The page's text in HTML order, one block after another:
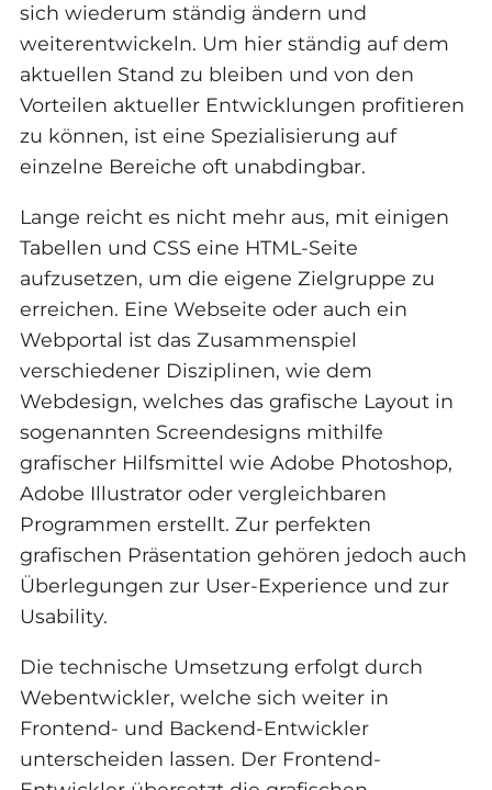
sich wiederum ständig ändern und
weiterentwickeln. Um hier ständig auf dem
aktuellen Stand zu bleiben und von den
Vorteilen aktueller Entwicklungen profitieren
zu können, ist eine Spezialisierung auf
einzelne Bereiche oft unabdingbar.
Lange reicht es nicht mehr aus, mit einigen
Tabellen und CSS eine HTML-Seite
aufzusetzen, um die eigene Zielgruppe zu
erreichen. Eine Webseite oder auch ein
Webportal ist das Zusammenspiel
verschiedener Disziplinen, wie dem
Webdesign, welches das grafische Layout in
sogenannten Screendesigns mithilfe
grafischer Hilfsmittel wie Adobe Photoshop,
Adobe Illustrator oder vergleichbaren
Programmen erstellt. Zur perfekten
grafischen Präsentation gehören jedoch auch
Überlegungen zur User-Experience und zur
Usability.
Die technische Umsetzung erfolgt durch
Webentwickler, welche sich weiter in
Frontend- und Backend-Entwickler
unterscheiden lassen. Der Frontend-